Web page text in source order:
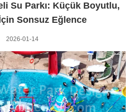
Su Parkı: Küçük Boyutlu,
Sonsuz Eğlence
2026-01-14